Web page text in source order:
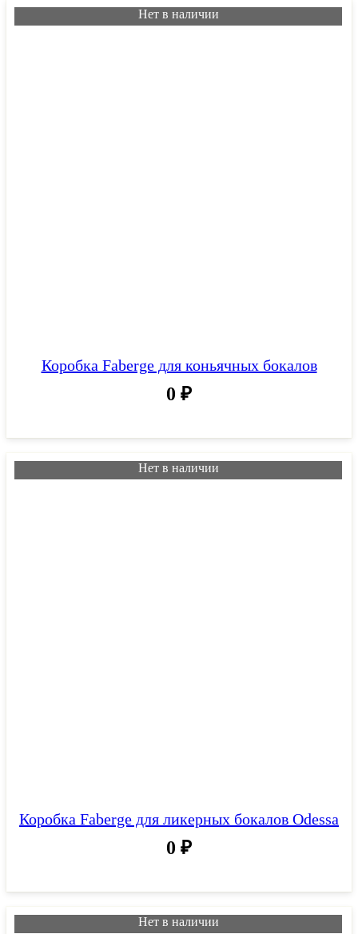
Коробка Faberge для коньячных бокалов
0 ₽
Нет в наличии
Коробка Faberge для ликерных бокалов Odessa
0 ₽
Нет в наличии
Нет в наличии